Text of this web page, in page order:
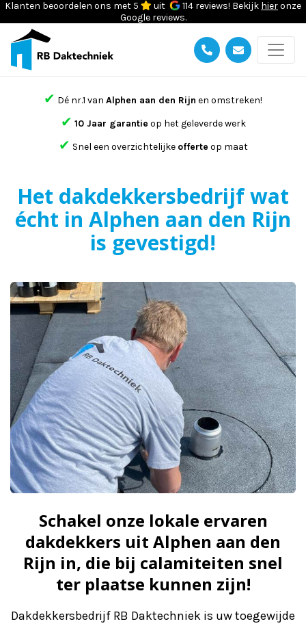
Klanten beoordelen ons met 5 uit 114 reviews! Bekijk hieronze
Google reviews.
✔ Dé nr.1 van Alphen aan den Rijn en omstreken!
✔ 10 Jaar garantie op het geleverde werk
✔ Snel een overzichtelijke offerte op maat
Het dakdekkersbedrijf wat
écht in Alphen aan den Rijn
is gevestigd!
Schakel onze lokale ervaren
dakdekkers uit Alphen aan den
Rijn in, die bij calamiteiten snel
ter plaatse kunnen zijn!
Dakdekkersbedrijf RB Daktechniek is uw toegewijde